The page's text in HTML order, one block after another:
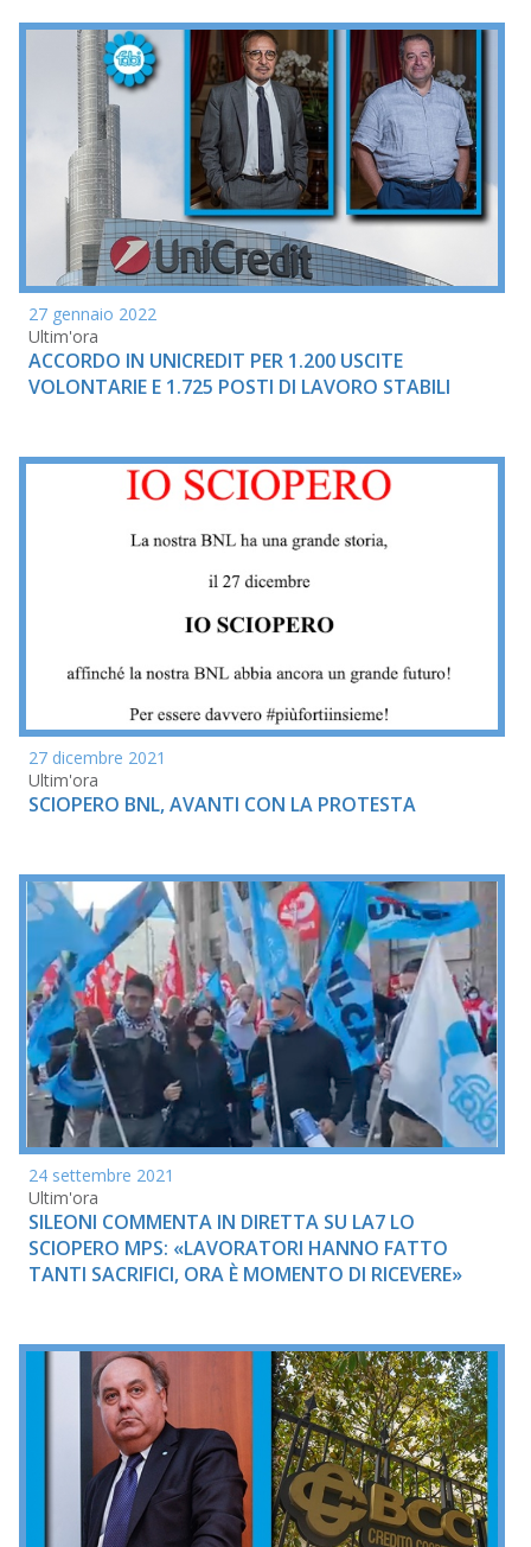
27 gennaio 2022
Ultim'ora
ACCORDO IN UNICREDIT PER 1.200 USCITE
VOLONTARIE E 1.725 POSTI DI LAVORO STABILI
27 dicembre 2021
Ultim'ora
SCIOPERO BNL, AVANTI CON LA PROTESTA
24 settembre 2021
Ultim'ora
SILEONI COMMENTA IN DIRETTA SU LA7 LO
SCIOPERO MPS: «LAVORATORI HANNO FATTO
TANTI SACRIFICI, ORA È MOMENTO DI RICEVERE»